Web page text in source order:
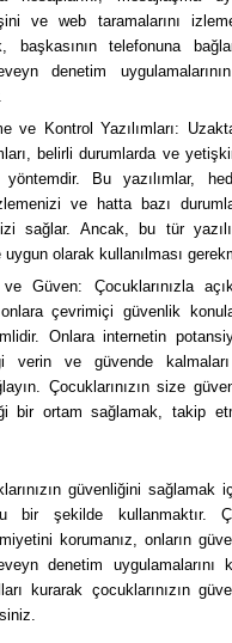
ve web taramalarını
başkasının telefonuna
denetim
ve Kontrol Yazılımları:
belirli durumlarda ve
yöntemdir. Bu yazılımlar,
ve hatta bazı
sağlar. Ancak, bu tür
olarak kullanılması
Güven: Çocuklarınızla
çevrimiçi güvenlik
Onlara internetin
verin ve güvende
Çocuklarınızın size
bir ortam sağlamak, takip
güvenliğini sağlamak
bir şekilde kullanmaktır.
korumanız, onların
denetim uygulamalarını
kurarak çocuklarınızın